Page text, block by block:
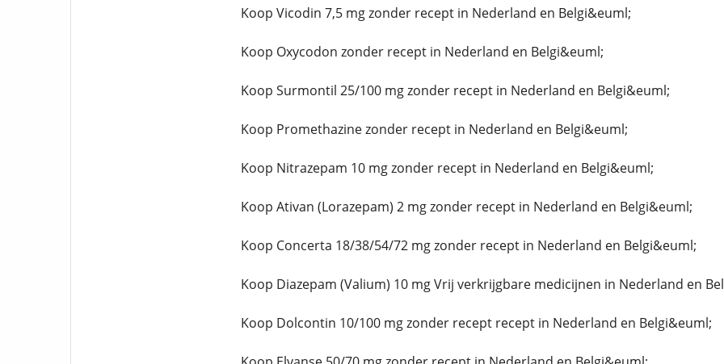
Koop Vicodin 7,5 mg zonder recept in Nederland en Belgi&euml;
Koop Oxycodon zonder recept in Nederland en Belgi&euml;
Koop Surmontil 25/100 mg zonder recept in Nederland en Belgi&euml;
Koop Promethazine zonder recept in Nederland en Belgi&euml;
Koop Nitrazepam 10 mg zonder recept in Nederland en Belgi&euml;
Koop Ativan (Lorazepam) 2 mg zonder recept in Nederland en Belgi&euml;
Koop Concerta 18/38/54/72 mg zonder recept in Nederland en Belgi&euml;
Koop Diazepam (Valium) 10 mg Vrij verkrijgbare medicijnen in Nederland en
Koop Dolcontin 10/100 mg zonder recept recept in Nederland en Belgi&euml;